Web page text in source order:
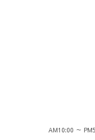
AM10:00 ～